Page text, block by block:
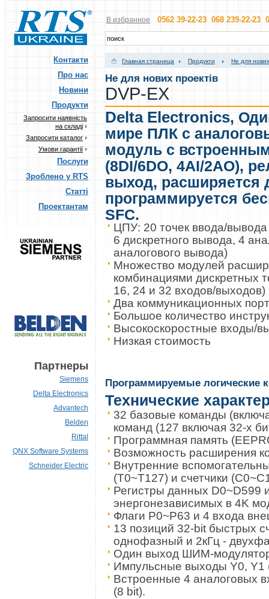
В избранное 0562 39-22-23 068 239-22-23
Контакти
Про нас
Новини
Продукти
Запросити наявність
на складі
Запросити каталог
Умови гарантії
Послуги
Зроблено у RTS
Статті
Проектантам
Партнеры
Siemens
Delta Electronics
Advantech
Belden
Rittal
QNX Software Systems
Schneider Electric
Главная страница Продукти Не для нових
Не для нових проектів
DVP-EX
Delta Electronics,
мире ПЛК с
модуль с
(8DI/6DO, 4AI/2AO),
выход, расширяется
программируется
SFC.
ЦПУ: 20 точек ввода/вывода
6 дискретного вывода, 4
аналогового вывода)
Множество модулей
комбинациями дискретных
16, 24 и 32 входов/выходов)
Два коммуникационных
Большое количество
Высокоскоростные входы/
Низкая стоимость
Программируемые логические
Технические
32 базовые команды
команд (127 включая 32-х
Программная память
Возможность расширения
Внутренние
(T0~T127) и счетчики
Регистры данных D0~D599
энергонезависимых в 4K
Флаги P0~P63 и 4 входа
13 позиций 32-bit быстрых
однофазный и 2кГц -
Один выход ШИМ-
Импульсные выходы Y0, Y1
Встроенные 4 аналоговых
(8 bit).